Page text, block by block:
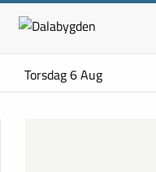
Torsdag 6 Aug